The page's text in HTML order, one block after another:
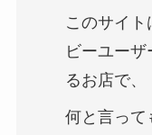
このサイ
ビーユー
るお店で、
何と言って